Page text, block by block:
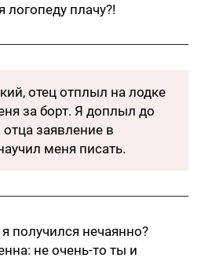
логопеду плачу?!
отец отплыл на лодке
за борт. Я доплыл до
заявление в
меня писать.
получился нечаянно?
не очень-то ты и